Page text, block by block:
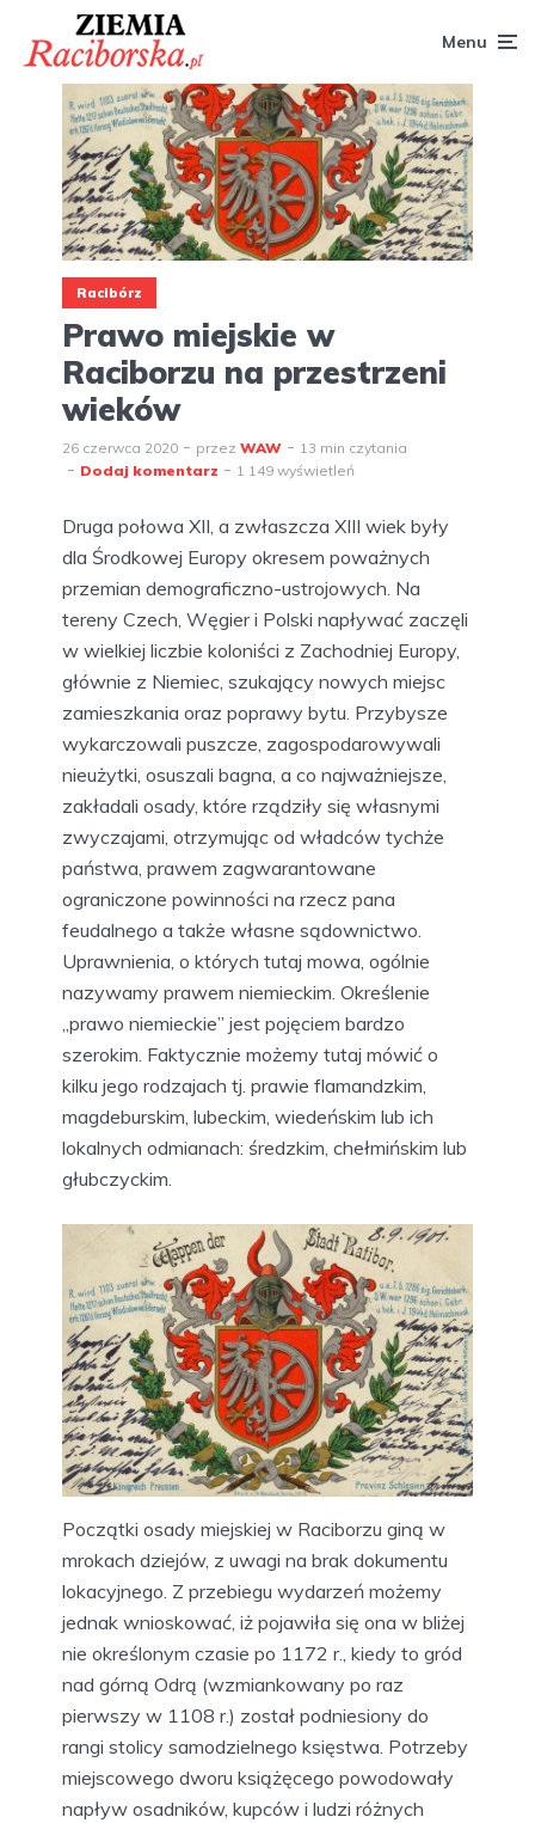
Menu
Racibórz
Prawo miejskie w
Raciborzu na przestrzeni
wieków
26 czerwca 2020 przez WAW
13 min czytania
Dodaj komentarz
1 149 wyświetleń
Druga połowa XII, a zwłaszcza XIII wiek były
dla Środkowej Europy okresem poważnych
przemian demograficzno-ustrojowych. Na
tereny Czech, Węgier i Polski napływać zaczęli
w wielkiej liczbie koloniści z Zachodniej Europy,
głównie z Niemiec, szukający nowych miejsc
zamieszkania oraz poprawy bytu. Przybysze
wykarczowali puszcze, zagospodarowywali
nieużytki, osuszali bagna, a co najważniejsze,
zakładali osady, które rządziły się własnymi
zwyczajami, otrzymując od władców tychże
państwa, prawem zagwarantowane
ograniczone powinności na rzecz pana
feudalnego a także własne sądownictwo.
Uprawnienia, o których tutaj mowa, ogólnie
nazywamy prawem niemieckim. Określenie
„prawo niemieckie” jest pojęciem bardzo
szerokim. Faktycznie możemy tutaj mówić o
kilku jego rodzajach tj. prawie flamandzkim,
magdeburskim, lubeckim, wiedeńskim lub ich
lokalnych odmianach: średzkim, chełmińskim lub
głubczyckim.
Początki osady miejskiej w Raciborzu giną w
mrokach dziejów, z uwagi na brak dokumentu
lokacyjnego. Z przebiegu wydarzeń możemy
jednak wnioskować, iż pojawiła się ona w bliżej
nie określonym czasie po 1172 r., kiedy to gród
nad górną Odrą (wzmiankowany po raz
pierwszy w 1108 r.) został podniesiony do
rangi stolicy samodzielnego księstwa. Potrzeby
miejscowego dworu książęcego powodowały
napływ osadników, kupców i ludzi różnych